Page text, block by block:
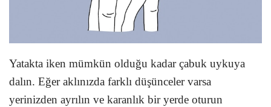
Yatakta iken mümkün olduğu kadar çabuk uykuya
dalın. Eğer aklınızda farklı düşünceler varsa
yerinizden ayrılın ve karanlık bir yerde oturun